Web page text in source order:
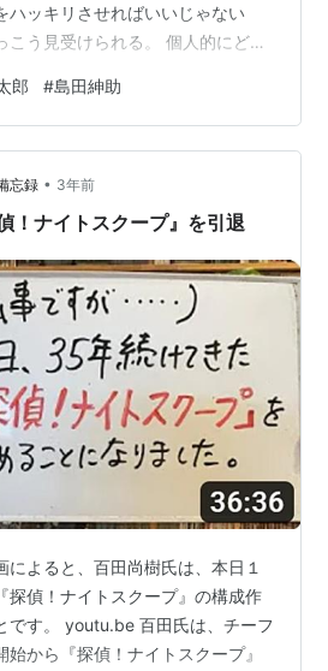
ハッキリさせればいいじゃない
こう見受けられる。 個人的にどう
というのは「真実を明らかにす
証拠に基づいて立証責任のある側
」を判断する場所なのである。 こ
と」（真実性）の立証責任は文
春側にそれを立証するに足る証
郎 #島田紳助
忘録 • 3年前
！ナイトスクープ』を引退
によると、百田尚樹氏は、本日１
探偵！ナイトスクープ』の構成作
です。 youtu.be 百田氏は、チーフ
から『探偵！ナイトスクープ』